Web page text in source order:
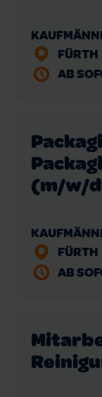
(m/w/
FÜRTH
AB
FÜRTH
AB